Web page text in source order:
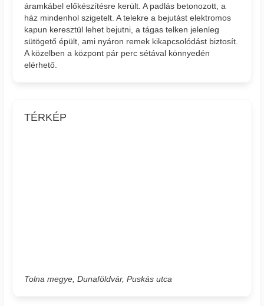
áramkábel előkészítésre került. A padlás betonozott, a
ház mindenhol szigetelt. A telekre a bejutást elektromos
kapun keresztül lehet bejutni, a tágas telken jelenleg
sütögető épült, ami nyáron remek kikapcsolódást biztosít.
A közelben a központ pár perc sétával könnyedén
elérhető.
TÉRKÉP
Tolna megye, Dunaföldvár, Puskás utca